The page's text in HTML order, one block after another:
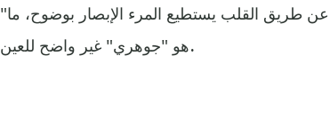
"والآن ها هو سري، سر بسيط جدًا: إنه فقط عن طريق القلب يستطيع المرء الإبصار بوضوح، ما
هو "جوهري" غير واضح للعين.